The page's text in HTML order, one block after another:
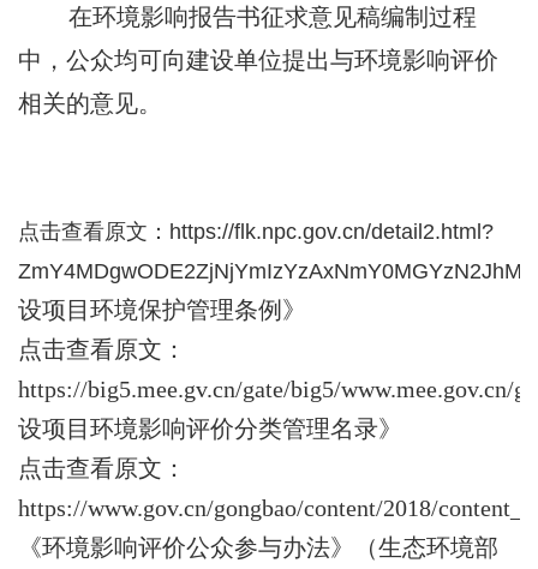
在环境影响报告书征求意见稿编制过程
中，公众均可向建设单位提出与环境影响评价
相关的意见。
点击查看原文： https://flk.npc.gov.cn/detail2.html?
设项目环境保护管理条例》
点击查看原文：
https://big5.mee.gv.cn/gate/big5/www.mee.gov.cn/
设项目环境影响评价分类管理名录》
点击查看原文：
https://www.gov.cn/gongbao/content/2018/
《环境影响评价公众参与办法》 （生态环境部